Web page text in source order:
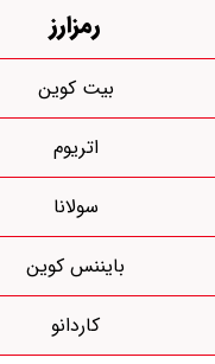
رمزارز
بیت کوین
اتریوم
سولانا
بایننس کوین
کاردانو